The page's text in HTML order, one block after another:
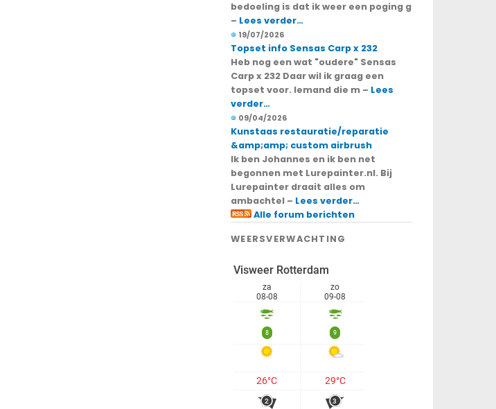
bedoeling is dat ik weer een poging g
– Lees verder…
19/07/2026
Topset info Sensas Carp x 232
Heb nog een wat "oudere" Sensas
Carp x 232 Daar wil ik graag een
topset voor. Iemand die m – Lees
verder…
09/04/2026
Kunstaas restauratie/reparatie
&amp;amp; custom airbrush
Ik ben Johannes en ik ben net
begonnen met Lurepainter.nl. Bij
Lurepainter draait alles om
ambachtel – Lees verder…
Alle forum berichten
WEERSVERWACHTING